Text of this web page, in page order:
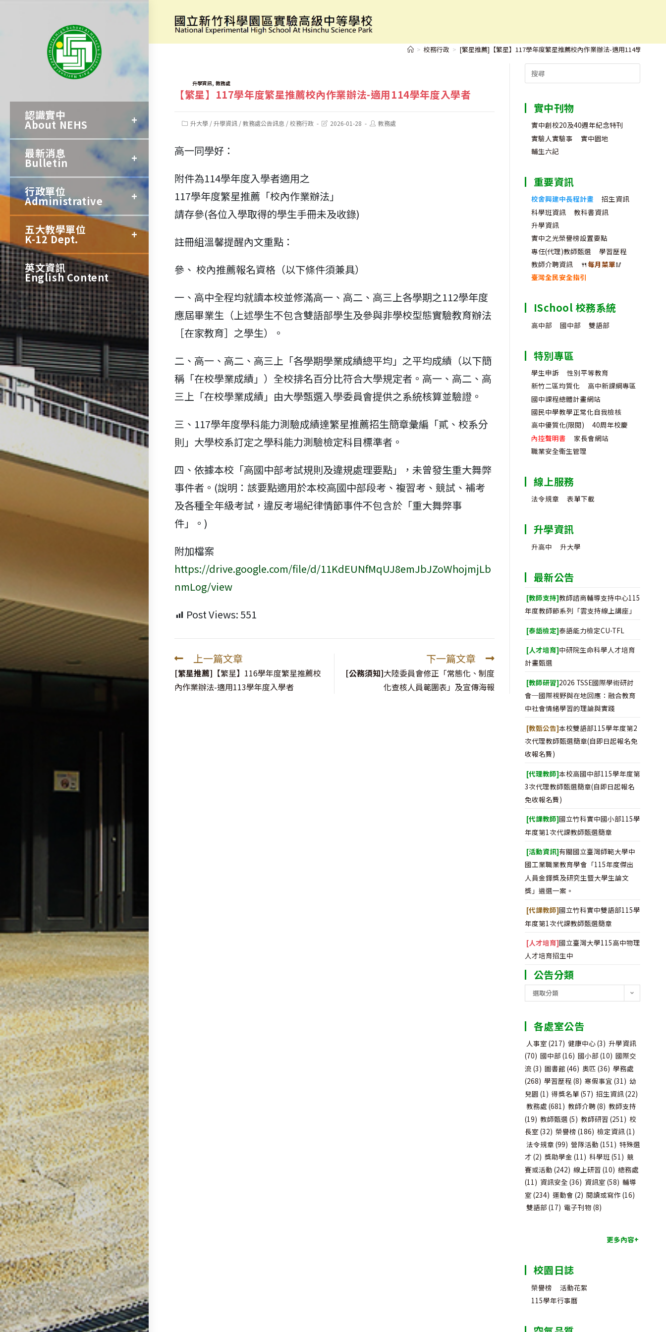
至
主
要
容
認識實中
About NEHS
最新消息
Bulletin
行政單位
Administrative
五大教學單位
K-12 Dept.
英文資訊
English Content
[繁星推薦]【繁星】117學年度繁星推薦校內作業辦法-適用114學年度入學者
> 校務行政 > [繁星推薦]【繁星】117學年度繁星推薦校內作業辦法-適用114學年度入
TAGS:升學資訊, 教務處
【繁星】117學年度繁星推薦校內作業辦法-適用114學年度入學者
Post升大學 /升學資訊 /教務處公告訊息 /校務行政
Post2026-01-28
Post教務處
高一同學好：
附件為114學年度入學者適用之
117學年度繁星推薦「校內作業辦法」
請存參(各位入學取得的學生手冊未及收錄)
註冊組溫馨提醒內文重點：
參、 校內推薦報名資格（以下條件須兼具）
一、高中全程均就讀本校並修滿高一、高二、高三上各學期之112學年度
應屆畢業生（上述學生不包含雙語部學生及參與非學校型態實驗教育辦法
［在家教育］之學生）。
二、高一、高二、高三上「各學期學業成績總平均」之平均成績（以下簡
稱「在校學業成績」）全校排名百分比符合大學規定者。高一、高二、高
三上「在校學業成績」由大學甄選入學委員會提供之系統核算並驗證。
三、117學年度學科能力測驗成績達繁星推薦招生簡章彙編「貳、校系分
則」大學校系訂定之學科能力測驗檢定科目標準者。
四、依據本校「高國中部考試規則及違規處理要點」，未曾發生重大舞弊
事件者。(說明：該要點適用於本校高國中部段考、複習考、競試、補考
及各種全年級考試，違反考場紀律情節事件不包含於「重大舞弊事
件」。)
附加檔案
https://drive.google.com/file/d/11KdEUNfMqUJ8emJbJZoWhojmjLb
nmLog/view
Post Views: 551
Read
more
articles
上一篇文章
[繁星推薦] 【繁星】116學年度繁星推薦校
內作業辦法-適用113學年度入學者
下一篇文章
[公務須知]大陸委員會修正「常態化、制度
化查核人員範圍表」及宣傳海報
Search
for:
實中刊物
實中創校20及40週年紀念特刊
實驗人實驗事
實中園地
輔生六記
重要資訊
校舍興建中長程計畫
招生資訊
科學班資訊
教科書資訊
升學資訊
實中之光榮譽榜設置要點
專任(代理)教師甄選
學習歷程
教師介聘資訊
🍴每月菜單🥢
臺灣全民安全指引
ISchool 校務系統
高中部 國中部 雙語部
特別專區
學生申訴
性別平等教育
新竹二區均質化
高中新課綱專區
國中課程總體計畫網站
國民中學教學正常化自我檢核
高中優質化(限閱)
40周年校慶
內控聲明書
家長會網站
職業安全衛生管理
線上服務
法令規章 表單下載
升學資訊
升高中 升大學
最新公告
[教師支持]教師諮商輔導支持中心115
年度教師節系列「雲支持線上講座」
[泰語檢定]泰語能力檢定CU-TFL
[人才培育]中研院生命科學人才培育
計畫甄選
[教師研習]2026 TSSE國際學術研討
會─國際視野與在地回應：融合教育
中社會情緒學習的理論與實踐
[教甄公告]本校雙語部115學年度第2
次代理教師甄選簡章(自即日起報名免
收報名費)
[代理教師]本校高國中部115學年度第
3次代理教師甄選簡章(自即日起報名
免收報名費)
[代課教師]國立竹科實中國小部115學
年度第1次代課教師甄選簡章
[活動資訊]有關國立臺灣師範大學中
國工業職業教育學會「115年度傑出
人員金鐸獎及研究生暨大學生論文
獎」遴選一案。
[代課教師]國立竹科實中雙語部115學
年度第1次代課教師甄選簡章
[人才培育]國立臺灣大學115高中物理
人才培育招生中
公告分類
告
類
選取分類
各處室公告
人事室 (217) 健康中心(3) 升學資訊
(70) 國中部 (16) 國小部 (10) 國際交
流 (3) 圖書館 (46) 奧匹 (36) 學務處
(268) 學習歷程 (8) 寒假事宜 (31) 幼
兒園 (1) 得獎名單 (57) 招生資訊(22)
教務處 (681) 教師介聘(8) 教師支持
(19) 教師甄選 (5) 教師研習 (251) 校
長室 (32) 榮譽榜 (186) 檢定資訊(1)
法令規章 (99) 營隊活動 (151) 特殊選
才 (2) 獎助學金 (11) 科學班(51) 競
賽或活動 (242) 線上研習 (10) 總務處
(11) 資訊安全 (36) 資訊室 (58) 輔導
室 (234) 運動會 (2) 閱讀或寫作 (16)
雙語部 (17) 電子刊物 (8)
更多內容+
校園日誌
榮譽榜
活動花絮
115學年行事曆